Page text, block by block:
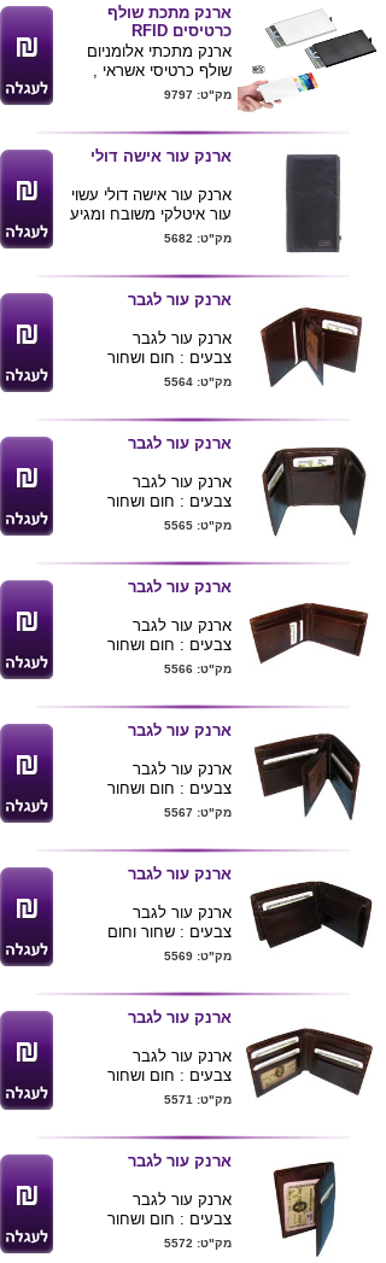
וכחול.
מידות 8.5X10
ניתן למתג בלוגו חברה או
להטביע את הלוגו בתוספת
תשלום
ארנק מתכת שולף
כרטיסים RFID
ארנק מתכתי אלומניום
שולף כרטיסי אשראי ,
רישיונות .
גניבת נתונים
מגיע בצבעים כסוף / שחור
.
ניתן להדפיס / לחרוט לוגו
ע"ג המוצר
מידות : 10X6 ס"מ
מק"ט: 9797
ארנק עור אישה דולי
ארנק עור אישה דולי עשוי
עור איטלקי משובח ומגיע
בקופסא .
מק"ט: 5682
ארנק עור לגבר
ארנק עור לגבר
צבעים : חום ושחור
מק"ט: 5564
ארנק עור לגבר
ארנק עור לגבר
צבעים : חום ושחור
מק"ט: 5565
ארנק עור לגבר
ארנק עור לגבר
צבעים : חום ושחור
מק"ט: 5566
ארנק עור לגבר
ארנק עור לגבר
צבעים : חום ושחור
מק"ט: 5567
ארנק עור לגבר
ארנק עור לגבר
צבעים : שחור וחום
מק"ט: 5569
ארנק עור לגבר
ארנק עור לגבר
צבעים : חום ושחור
מק"ט: 5571
ארנק עור לגבר
ארנק עור לגבר
צבעים : חום ושחור
מק"ט: 5572